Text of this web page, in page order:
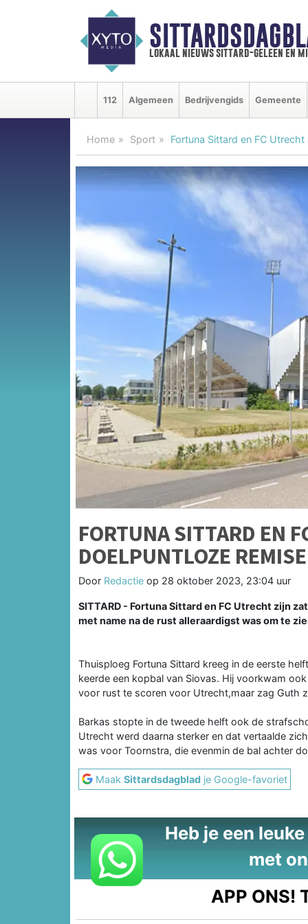
lokaal nieuws sittard-geleen en
112 Algemeen Bedrijvengids Gemeente
Home Sport Fortuna Sittard en FC
FORTUNA SITTARD EN
DOELPUNTLOZE REMISE
Door Redactie op 28 oktober 2023, 23:04 uur
SITTARD - Fortuna Sittard en FC Utrecht zijn
met name na de rust alleraardigst was om te
Thuisploeg Fortuna Sittard kreeg in de eerste
keerde een kopbal van Siovas. Hij voorkwam
voor rust te scoren voor Utrecht,maar zag Guth
Barkas stopte in de tweede helft ook de
Utrecht werd daarna sterker en dat vertaalde
was voor Toornstra, die evenmin de bal achter
Maak Sittardsdagblad je Google-favoriet
Heb je een
met
APP ONS!